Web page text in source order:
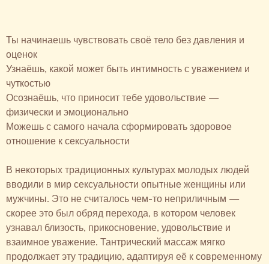
Ты начинаешь чувствовать своё тело без давления и
оценок
Узнаёшь, какой может быть интимность с уважением и
чуткостью
Осознаёшь, что приносит тебе удовольствие —
физически и эмоционально
Можешь с самого начала сформировать здоровое
отношение к сексуальности
В некоторых традиционных культурах молодых людей
вводили в мир сексуальности опытные женщины или
мужчины. Это не считалось чем-то неприличным —
скорее это был обряд перехода, в котором человек
узнавал близость, прикосновение, удовольствие и
взаимное уважение. Тантрический массаж мягко
продолжает эту традицию, адаптируя её к современному